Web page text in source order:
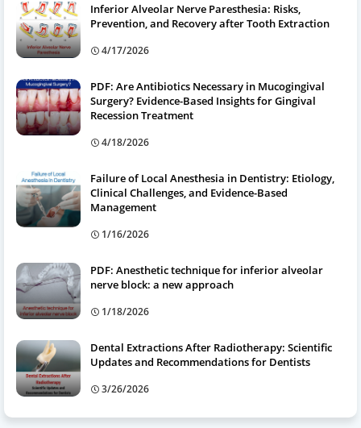
Inferior Alveolar Nerve Paresthesia: Risks,
Prevention, and Recovery after Tooth Extraction
4/17/2026
PDF: Are Antibiotics Necessary in Mucogingival
Surgery? Evidence-Based Insights for Gingival
Recession Treatment
4/18/2026
Failure of Local Anesthesia in Dentistry: Etiology,
Clinical Challenges, and Evidence-Based
Management
1/16/2026
PDF: Anesthetic technique for inferior alveolar
nerve block: a new approach
1/18/2026
Dental Extractions After Radiotherapy: Scientific
Updates and Recommendations for Dentists
3/26/2026